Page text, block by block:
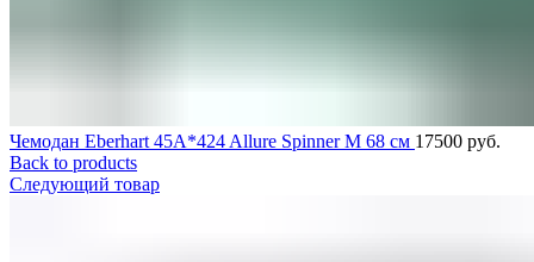
Чемодан Eberhart 45A*424 Allure Spinner M 68 см 17500 руб.
Back to products
Следующий товар